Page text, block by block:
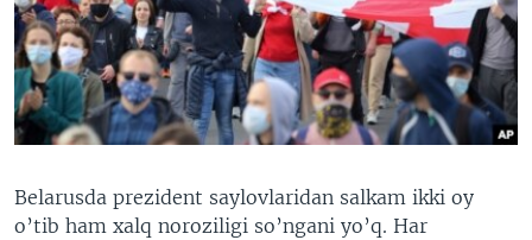
VIDEO
XABARLAR SURATLARDA
ODNOKLASSNIKI
TELEGRAM
TWITTER
SOUNDCLOUD
VOA
Belarusda prezident saylovlaridan salkam ikki oy
o’tib ham xalq noroziligi so’ngani yo’q. Har